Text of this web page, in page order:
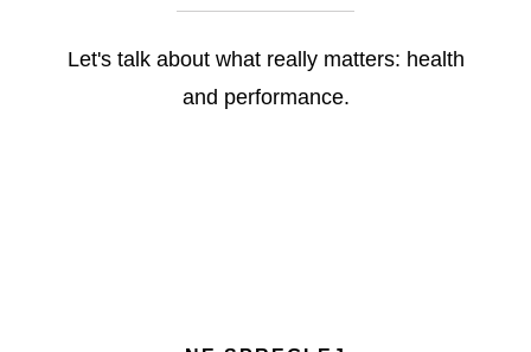
Let's talk about what really matters: health
and performance.